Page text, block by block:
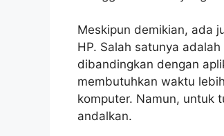
Meskipun demikian, ada
HP. Salah satunya
dibandingkan dengan
membutuhkan waktu
komputer. Namun, untuk
andalkan.